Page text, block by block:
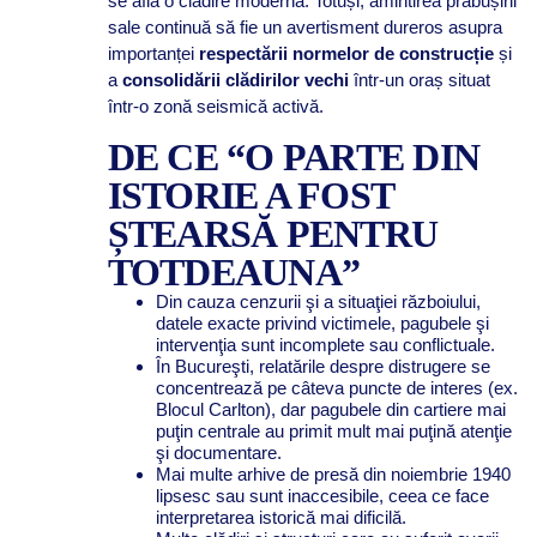
sale continuă să fie un avertisment dureros asupra
importanței respectării normelor de construcțieși
a consolidării clădirilor vechiîntr-un oraș situat
într-o zonă seismică activă.
DE CE “O PARTE DIN
ISTORIE A FOST
ȘTEARSĂ PENTRU
TOTDEAUNA”
Din cauza cenzurii şi a situaţiei războiului,
datele exacte privind victimele, pagubele şi
intervenţia sunt incomplete sau conflictuale.
În Bucureşti, relatările despre distrugere se
concentrează pe câteva puncte de interes (ex.
Blocul Carlton), dar pagubele din cartiere mai
puţin centrale au primit mult mai puţină atenţie
şi documentare.
Mai multe arhive de presă din noiembrie 1940
lipsesc sau sunt inaccesibile, ceea ce face
interpretarea istorică mai dificilă.